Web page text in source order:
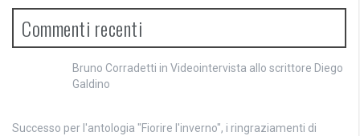
Commenti recenti
Bruno Corradetti in Videointervista allo scrittore Diego
Galdino
Successo per l'antologia "Fiorire l'inverno", i ringraziamenti di